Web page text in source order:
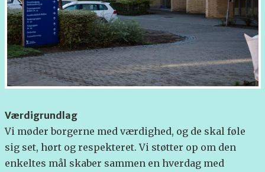
Værdigrundlag
Vi møder borgerne med værdighed, og de skal føle
sig set, hørt og respekteret. Vi støtter op om den
enkeltes mål skaber sammen en hverdag med